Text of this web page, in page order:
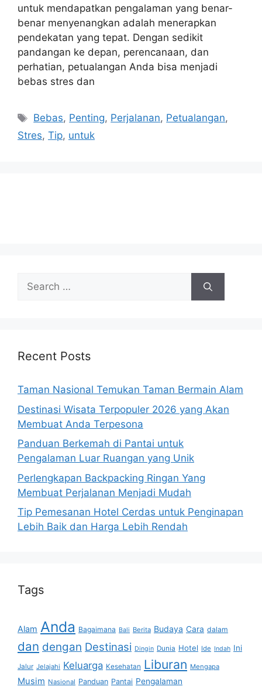
untuk mendapatkan pengalaman yang benar-
benar menyenangkan adalah menerapkan
pendekatan yang tepat. Dengan sedikit
pandangan ke depan, perencanaan, dan
perhatian, petualangan Anda bisa menjadi
bebas stres dan
Tags
Bebas, Penting, Perjalanan, Petualangan,
Stres, Tip, untuk
Search
for:
Recent Posts
Taman Nasional Temukan Taman Bermain Alam
Destinasi Wisata Terpopuler 2026 yang Akan
Membuat Anda Terpesona
Panduan Berkemah di Pantai untuk
Pengalaman Luar Ruangan yang Unik
Perlengkapan Backpacking Ringan Yang
Membuat Perjalanan Menjadi Mudah
Tip Pemesanan Hotel Cerdas untuk Penginapan
Lebih Baik dan Harga Lebih Rendah
Tags
Alam Anda Bagaimana Bali Berita Budaya Cara dalam
dan dengan Destinasi Dingin Dunia Hotel Ide Indah Ini
Jalur Jelajahi Keluarga Kesehatan Liburan Mengapa
Musim Nasional Panduan Pantai Pengalaman